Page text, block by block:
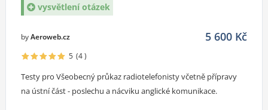
vysvětlení otázek
byAeroweb.cz 5 600 Kč
5 (4)
Testy pro Všeobecný průkaz radiotelefonisty včetně přípravy
na ústní část - poslechu a nácviku anglické komunikace.